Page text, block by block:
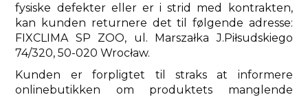
fysiske defekter eller er i strid med kontrakten,
kan kunden returnere det til følgende adresse:
FIXCLIMA SP ZOO, ul. Marszałka J.Piłsudskiego
74/320, 50-020 Wrocław.
Kunden er forpligtet til straks at informere
onlinebutikken om produktets manglende